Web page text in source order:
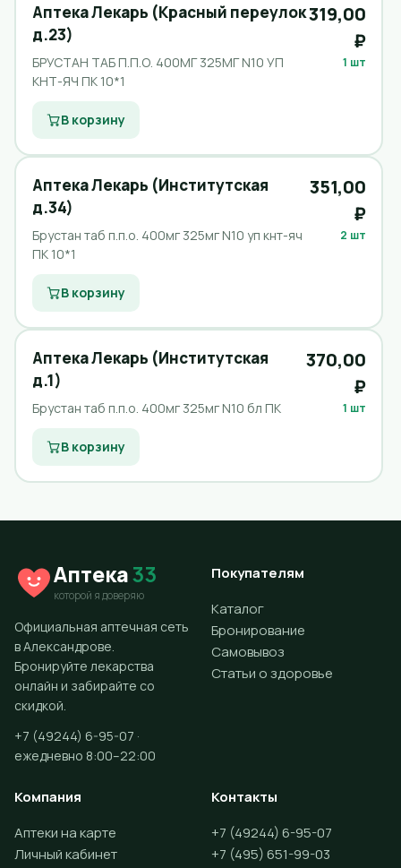
Аптека Лекарь (Красный переулок
д.23)
БРУСТАН ТАБ П.П.О. 400МГ 325МГ N10 УП
КНТ-ЯЧ ПК 10*1
319,00
₽
1 шт
В корзину
Аптека Лекарь (Институтская
д.34)
Брустан таб п.п.о. 400мг 325мг N10 уп кнт-яч
ПК 10*1
351,00
₽
2 шт
В корзину
Аптека Лекарь (Институтская
д.1)
Брустан таб п.п.о. 400мг 325мг N10 бл ПК
370,00
₽
1 шт
В корзину
Аптека33
которой я доверяю
Официальная аптечная сеть
в Александрове.
Бронируйте лекарства
онлайн и забирайте со
скидкой.
+7 (49244) 6-95-07 ·
ежедневно 8:00–22:00
Покупателям
Каталог
Бронирование
Самовывоз
Статьи о здоровье
Компания
Аптеки на карте
Личный кабинет
Контакты
+7 (49244) 6-95-07
+7 (495) 651-99-03